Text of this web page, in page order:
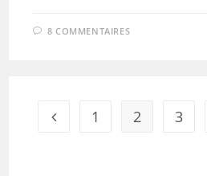
8 COMMENTAIRES
Go to the previous page
1 2 3